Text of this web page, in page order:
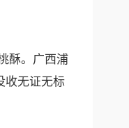
酥。广西浦
收无证无标